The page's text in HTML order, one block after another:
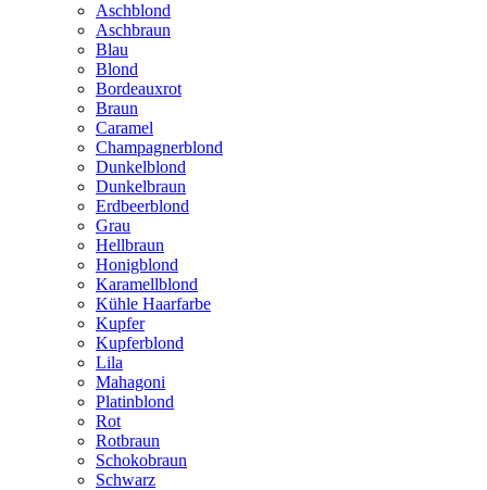
Aschblond
Aschbraun
Blau
Blond
Bordeauxrot
Braun
Caramel
Champagnerblond
Dunkelblond
Dunkelbraun
Erdbeerblond
Grau
Hellbraun
Honigblond
Karamellblond
Kühle Haarfarbe
Kupfer
Kupferblond
Lila
Mahagoni
Platinblond
Rot
Rotbraun
Schokobraun
Schwarz